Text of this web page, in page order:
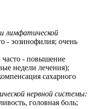
лимфатической
- эозинофилия; очень
часто - повышение
недели лечения);
сахарного
нервной системы:
головная боль;